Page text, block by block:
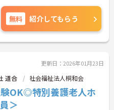
方とも円滑にコ
しています。
ントなど、さら
ご相談くださ
無料 紹介してもらう
更新日：2026年01月23日
道合 社会福祉法人桐和会
験OK◎特別養護老人ホ
＞